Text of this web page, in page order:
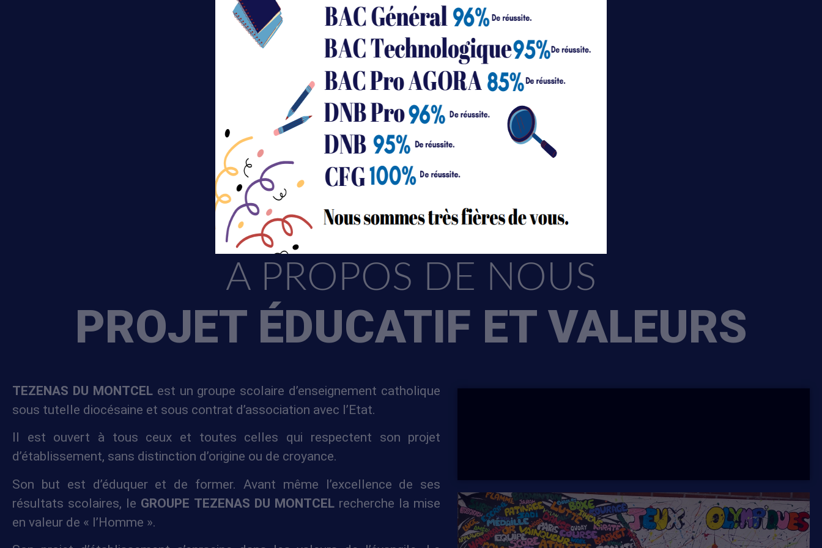
A PROPOS DE NOUS
PROJET ÉDUCATIF ET VALEURS
TEZENAS DU MONTCELest un groupe scolaire d’enseignement catholique
sous tutelle diocésaine et sous contrat d’association avec l’Etat.
Il est ouvert à tous ceux et toutes celles qui respectent son projet
d’établissement, sans distinction d’origine ou de croyance.
Son but est d’éduquer et de former. Avant même l’excellence de ses
résultats scolaires, le GROUPE TEZENAS DU MONTCELrecherche la mise
en valeur de « l’Homme ».
Mesure d'audience
Compte anonyme des visites pour savoir quelles pages sont réellement utiles.
Aucun profilage, aucun partage publicitaire.
Contenus externes
Vidéos, cartes et publications intégrées aux pages. Ces services déposent leurs
propres cookies dès l'affichage.
Enregistrer mes choix
responsable des omissions, inexactitudes ou défauts de mise à jour, qu’ils soient de son fait ou du fait
de tiers.
Le responsable du traitement des données personnelles collectées sur le site est le Groupe scolaire
Tezenas du Montcel, représenté par M. Pascal Pugnet, directeur général (coordonnées à l’article 1).
Pour toute question relative à vos données :tezenas@tezenas.org ou 04 77 92 11 40.
Délégué à la protection des données (DPO)
à compléter si un DPO a été désigné (nom / e-mail dédié)
Données collectées & finalités
Formulaire de contact
Le formulaire « Nous contacter » collecte les données que vous renseignez :
contenu du message.
Finalité
— répondre à votre demande et en assurer le suivi.
Base légale— votre consentement et l’intérêt légitime de l’établissement.
Destinataires— les services habilités de l’établissement uniquement ; aucune cession
commerciale à des tiers.
Les préinscriptions et le suivi de la scolarité sont assurés par
par identifiants personnels, disposant de ses propres conditions d’utilisation et politique de
L’agenda public de l’établissement est diffusé via
Les candidatures spontanées et les démarches liées à la taxe d’apprentissage ou aux dons sont
traitées par les services concernés de l’établissement, aux seules fins d’instruction du dossier.
Mesure d’audience